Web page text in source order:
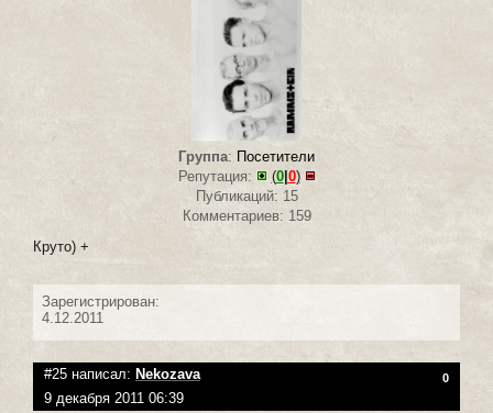
Группа: Посетители
Репутация:
(0|0)
Публикаций: 15
Комментариев: 159
Круто) +
Зарегистрирован:
4.12.2011
#25 написал: Nekozava 0
9 декабря 2011 06:39